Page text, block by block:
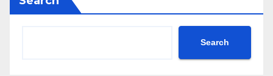
Search